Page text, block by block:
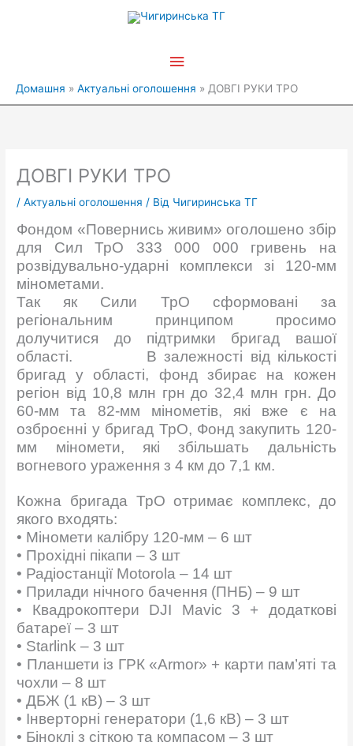
Головне
Домашня Актуальні оголошення ДОВГІ РУКИ ТРО
ДОВГІ РУКИ ТРО
/Актуальні оголошення / Від Чигиринська ТГ
Фондом «Повернись живим» оголошено збір
для Сил ТрО 333 000 000 гривень на
розвідувально-ударні комплекси зі 120-мм
мінометами.
Так як Сили ТрО сформовані за
регіональним принципом просимо
долучитися до підтримки бригад вашої
області. В залежності від кількості
бригад у області, фонд збирає на кожен
регіон від 10,8 млн грн до 32,4 млн грн. До
60-мм та 82-мм мінометів, які вже є на
озброєнні у бригад ТрО, Фонд закупить 120-
мм міномети, які збільшать дальність
вогневого ураження з 4 км до 7,1 км.
Кожна бригада ТрО отримає комплекс, до
якого входять:
• Міномети калібру 120-мм – 6 шт
• Прохідні пікапи – 3 шт
• Радіостанції Motorola – 14 шт
• Прилади нічного бачення (ПНБ) – 9 шт
• Квадрокоптери DJI Mavic 3 + додаткові
батареї – 3 шт
• Starlink – 3 шт
• Планшети із ГРК «Armor» + карти пам’яті та
чохли – 8 шт
• ДБЖ (1 кВ) – 3 шт
• Інверторні генератори (1,6 кВ) – 3 шт
• Біноклі з сіткою та компасом – 3 шт